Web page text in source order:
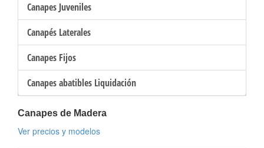
Canapes Juveniles
Canapés Laterales
Canapes Fijos
Canapes abatibles Liquidación
Canapes de Madera
Ver precios y modelos